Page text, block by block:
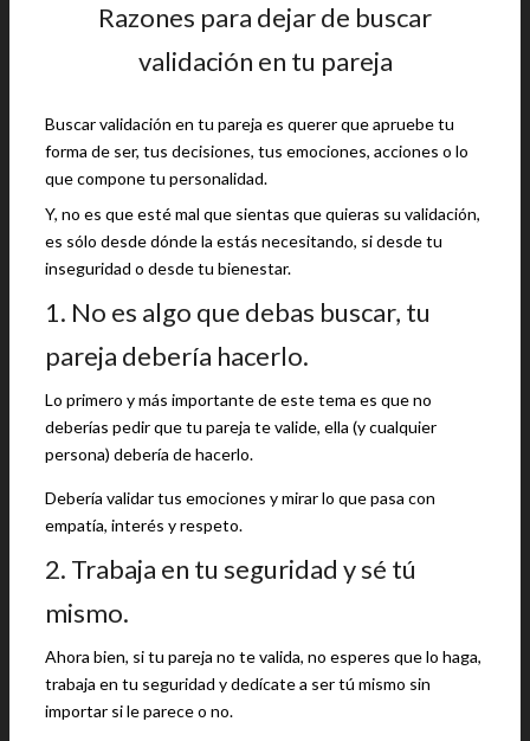
Razones para dejar de buscar
validación en tu pareja
Buscar validación en tu pareja es querer que apruebe tu
forma de ser, tus decisiones, tus emociones, acciones o lo
que compone tu personalidad.
Y, no es que esté mal que sientas que quieras su validación,
es sólo desde dónde la estás necesitando, si desde tu
inseguridad o desde tu bienestar.
1. No es algo que debas buscar, tu
pareja debería hacerlo.
Lo primero y más importante de este tema es que no
deberías pedir que tu pareja te valide, ella (y cualquier
persona) debería de hacerlo.
Debería validar tus emociones y mirar lo que pasa con
empatía, interés y respeto.
2. Trabaja en tu seguridad y sé tú
mismo.
Ahora bien, si tu pareja no te valida, no esperes que lo haga,
trabaja en tu seguridad y dedícate a ser tú mismo sin
importar si le parece o no.